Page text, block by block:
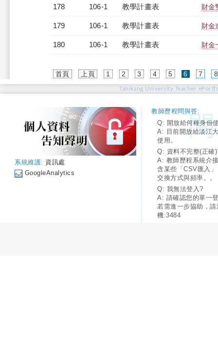
178 106-1 教學計畫表 財金
179 106-1 教學計畫表 財金
180 106-1 教學計畫表 財金
首頁 上頁 1 2 3 4 5 6(current)
7 8
Tamkang University Teacher
系統維護: 資訊處
GoogleAnalytics
教師歷程問與答:
Q: 開放給何種身份
A: 目前開放給淡江
使用。
Q: 資料不完整(正確
A: 教師歷程系統介
含某些「CSV匯入
交換方式與頻率。。
Q: 我無法登入?
A: 請確認您的單一
若需進一步協助，
機:3484